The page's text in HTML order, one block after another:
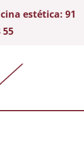
estética: 91
55